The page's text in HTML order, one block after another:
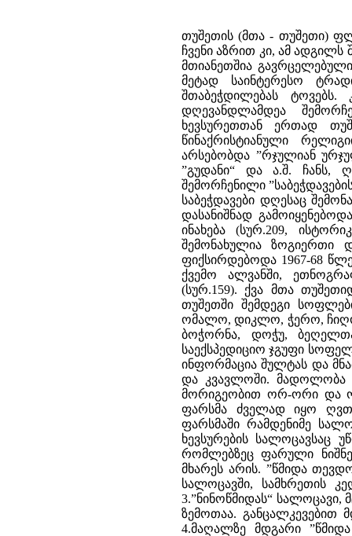
თუშეთის (მთა - თუშეთი)
ჩვენი აზრით კი, ამ
მთიანეთშია
მეტად საინტერესო
შთაბეჭდილებას
დღევანდლამდეა
ხევსურეთთან ერთად
წინაქრისტიანული
არსებობდა ”რჯულიან
”გუდანი“ და ა.შ. ჩანს,
შემორჩენილი
საბეჭდავები დღესაც
დასანიშნად
ინახება (სურ.209,
შემონახულია ზოგიერთი
ფიქსირდებოდა 1967-68
ქვემო ალვანში,
(სურ.159). ქვა მთა
თუშეთში შემდეგი
ომალო, დიკლო, ჭერო,
ბოჭორნა, დოჭუ,
საექსპედიციო ჯგუფი
ინფორმაცია შულტას და
და კვავლოში. მადოლობა
მორიგეობით ორ-ორი და
ფარსმა ძველად იყო
ფარსმაში რამდენიმე
ხევსურების სალოცავსაც
რომლებზეც ფარული
მხარეს არის. ”წმიდა
სალოცავში, სამხრეთის
3.”ნინოწმიდას“
ზემოთაა. განცალკევებით
4.მაღალზე მდგარი